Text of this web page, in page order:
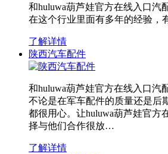
和huluwa葫芦娃官方在线入口汽配
在这个行业里面有多年的经验
了解详情
陕西汽车配件
和huluwa葫芦娃官方在线入口汽配
不论是在军车配件的质量还是后期
都很用心。让huluwa葫芦娃官方在
择与他们合作很放…
了解详情